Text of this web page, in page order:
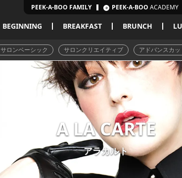
PEEK-A-BOO FAMILY PEEK-A-BOO ACADEMY
BEGINNING BREAKFAST BRUNCH
サロンベーシック サロンクリエイティブ アドバンスカッ
A LA CARTE
アラカルト